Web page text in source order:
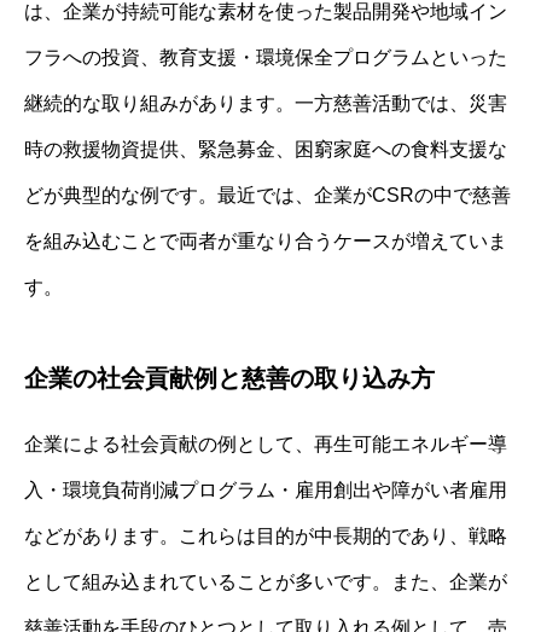
は、企業が持続可能な素材を使った製品開発や地域イン
フラへの投資、教育支援・環境保全プログラムといった
継続的な取り組みがあります。一方慈善活動では、災害
時の救援物資提供、緊急募金、困窮家庭への食料支援な
どが典型的な例です。最近では、企業がCSRの中で慈善
を組み込むことで両者が重なり合うケースが増えていま
す。
企業の社会貢献例と慈善の取り込み方
企業による社会貢献の例として、再生可能エネルギー導
入・環境負荷削減プログラム・雇用創出や障がい者雇用
などがあります。これらは目的が中長期的であり、戦略
として組み込まれていることが多いです。また、企業が
慈善活動を手段のひとつとして取り入れる例として、売